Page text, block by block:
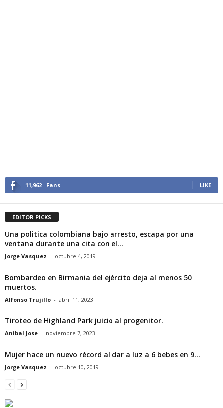
11,962 Fans LIKE
EDITOR PICKS
Una politica colombiana bajo arresto, escapa por una
ventana durante una cita con el...
Jorge Vasquez - octubre 4, 2019
Bombardeo en Birmania del ejército deja al menos 50
muertos.
Alfonso Trujillo - abril 11, 2023
Tiroteo de Highland Park juicio al progenitor.
Anibal Jose - noviembre 7, 2023
Mujer hace un nuevo récord al dar a luz a 6 bebes en 9...
Jorge Vasquez - octubre 10, 2019